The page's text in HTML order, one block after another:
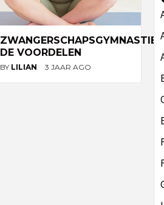
DE VOORDELEN
BY LILIAN 3 JAAR AGO